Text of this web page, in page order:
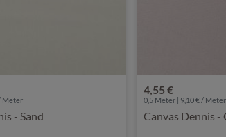
Meter
- Sand
4,55 €
0,5 Meter | 9,10 € / Meter
Canvas Dennis -